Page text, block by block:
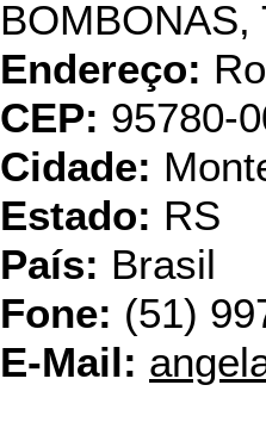
BOMBONAS,
Endereço:
CEP: 95780-
Cidade:
Estado: RS
País: Brasil
Fone: (51)
E-Mail: